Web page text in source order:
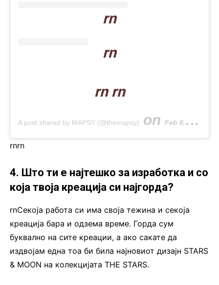
rn
rn
rn rn
A post shared by MAPSY (@themapsy) on Feb 8, 2020 at 9:30am PST
rnrn
4. Што ти е најтешко за изработка и со
која твоја креација си најгорда?
rnСекоја работа си има своја тежина и секоја
креација бара и одзема време. Горда сум
буквално на сите креации, а ако сакате да
издвојам една тоа би била најновиот дизајн STARS
& MOON на колекцијата THE STARS.